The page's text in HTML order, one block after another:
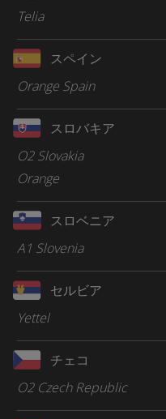
Telia
スペイン
Orange Spain
スロバキア
O2 Slovakia
Orange
スロベニア
A1 Slovenia
セルビア
Yettel
チェコ
O2 Czech Republic